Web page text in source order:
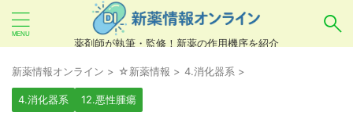
薬剤師が執筆・監修！新薬の作用機序を紹介
新薬情報オンライン > ☆新薬情報 > 4.消化器系 >
4.消化器系 12.悪性腫瘍